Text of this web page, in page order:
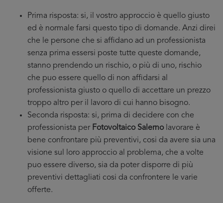
Prima risposta: si, il vostro approccio è quello giusto
ed è normale farsi questo tipo di domande. Anzi direi
che le persone che si affidano ad un professionista
senza prima essersi poste tutte queste domande,
stanno prendendo un rischio, o più di uno, rischio
che puo essere quello di non affidarsi al
professionista giusto o quello di accettare un prezzo
troppo altro per il lavoro di cui hanno bisogno.
Seconda risposta: si, prima di decidere con che
professionista per Fotovoltaico Salernolavorare è
bene confrontare più preventivi, cosi da avere sia una
visione sul loro approccio al problema, che a volte
puo essere diverso, sia da poter disporre di più
preventivi dettagliati cosi da confrontere le varie
offerte.